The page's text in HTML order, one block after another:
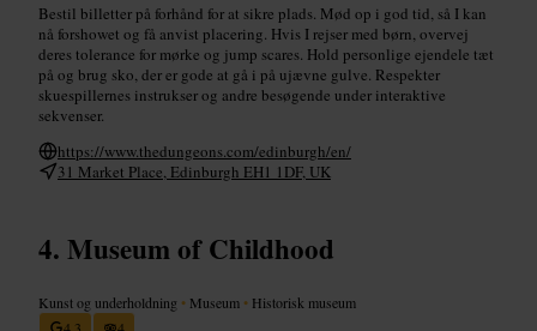
Bestil billetter på forhånd for at sikre plads. Mød op i god tid, så I kan
nå forshowet og få anvist placering. Hvis I rejser med børn, overvej
deres tolerance for mørke og jump scares. Hold personlige ejendele tæt
på og brug sko, der er gode at gå i på ujævne gulve. Respekter
skuespillernes instrukser og andre besøgende under interaktive
sekvenser.
https://www.thedungeons.com/edinburgh/en/
31 Market Place, Edinburgh EH1 1DF, UK
Museum of Childhood
Kunst og underholdning • Museum • Historisk museum
4,3
4